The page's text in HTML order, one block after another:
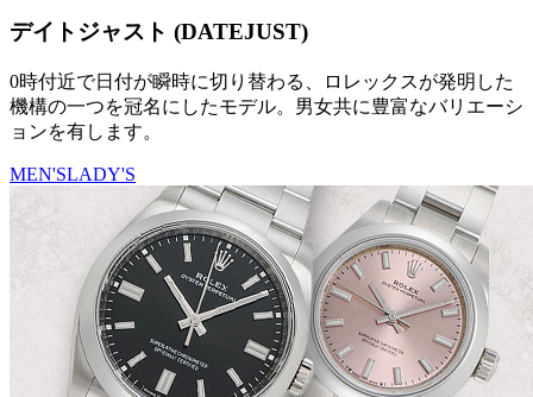
デイトジャスト (DATEJUST)
0時付近で日付が瞬時に切り替わる、ロレックスが発明した
機構の一つを冠名にしたモデル。男女共に豊富なバリエーシ
ョンを有します。
MEN'SLADY'S